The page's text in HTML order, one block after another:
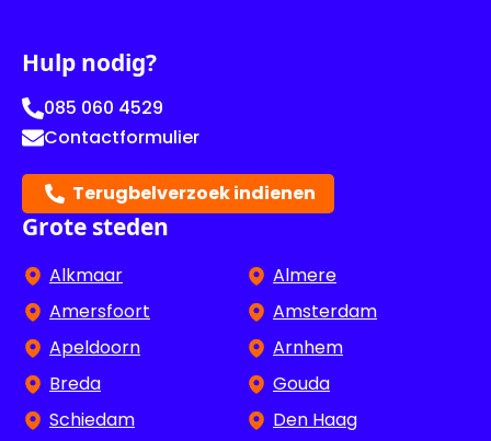
Hulp nodig?
085 060 4529
Contactformulier
Terugbelverzoek indienen
Grote steden
Alkmaar
Almere
Amersfoort
Amsterdam
Apeldoorn
Arnhem
Breda
Gouda
Schiedam
Den Haag